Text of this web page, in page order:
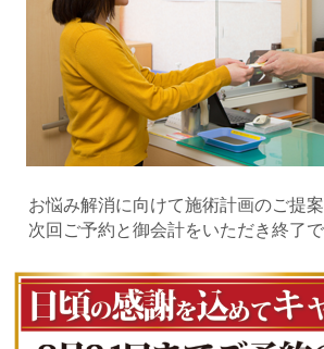
お悩み解消に向けて施術計画のご提案
次回ご予約と御会計をいただき終了で